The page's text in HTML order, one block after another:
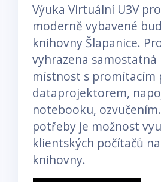
Výuka Virtuální U3V
moderně vybavené
knihovny Šlapanice.
vyhrazena samostatná
místnost s promítacím
dataprojektorem,
notebooku,
potřeby je možnost
klientských počítačů
knihovny.